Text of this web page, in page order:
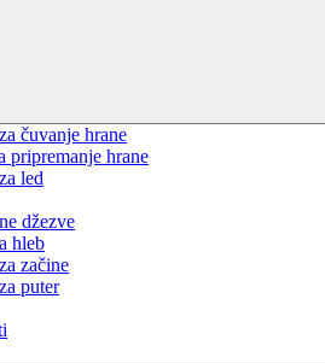
čuvanje hrane
pripremanje hrane
led
džezve
hleb
začine
puter